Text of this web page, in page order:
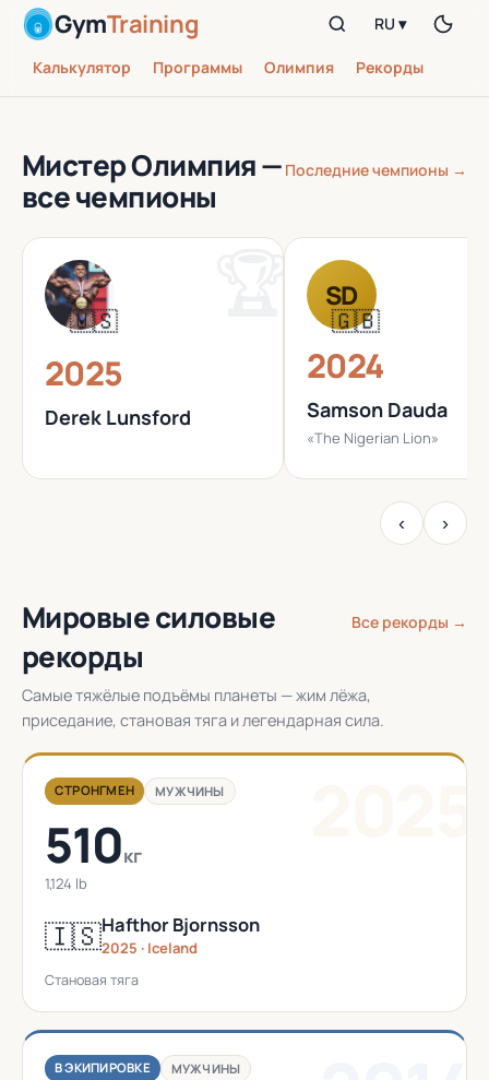
GymTraining
Калькулятор Программы Олимпия Рекорды
RU ▾
Мистер Олимпия —
все чемпионы
Последние чемпионы →
🇺🇸
2025
Derek Lunsford
SD
🇬🇧
2024
Samson Dauda
«The Nigerian Lion»
‹ ›
Мировые силовые
рекорды
Все рекорды →
Самые тяжёлые подъёмы планеты — жим лёжа,
приседание, становая тяга и легендарная сила.
СТРОНГМЕН МУЖЧИНЫ
510кг
1,124 lb
🇮🇸Hafthor Bjornsson
2025 · Iceland
Становая тяга
В ЭКИПИРОВКЕ МУЖЧИНЫ